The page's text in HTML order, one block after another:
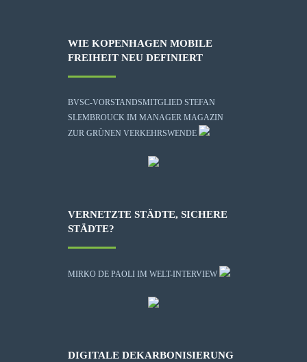
WIE KOPENHAGEN MOBILE
FREIHEIT NEU DEFINIERT
BVSC-VORSTANDSMITGLIED STEFAN
SLEMBROUCK IM MANAGER MAGAZIN
ZUR GRÜNEN VERKEHRSWENDE
VERNETZTE STÄDTE, SICHERE
STÄDTE?
MIRKO DE PAOLI IM WELT-INTERVIEW
DIGITALE DEKARBONISIERUNG